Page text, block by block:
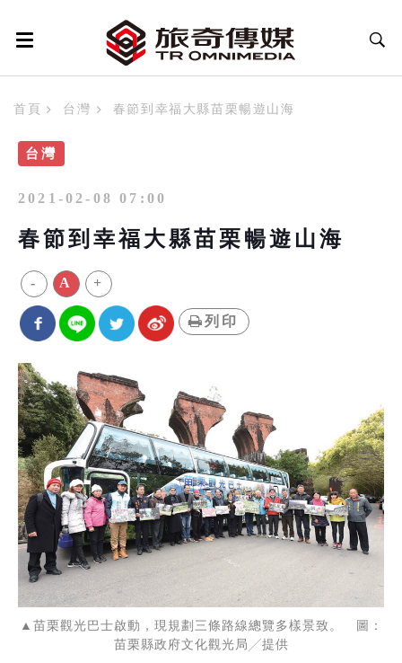
首頁 台灣 春節到幸福大縣苗栗暢遊山海
台灣
2021-02-08 07:00
春節到幸福大縣苗栗暢遊山海
- A +
列印
▲苗栗觀光巴士啟動，現規劃三條路線總覽多樣景致。 圖：
苗栗縣政府文化觀光局╱提供